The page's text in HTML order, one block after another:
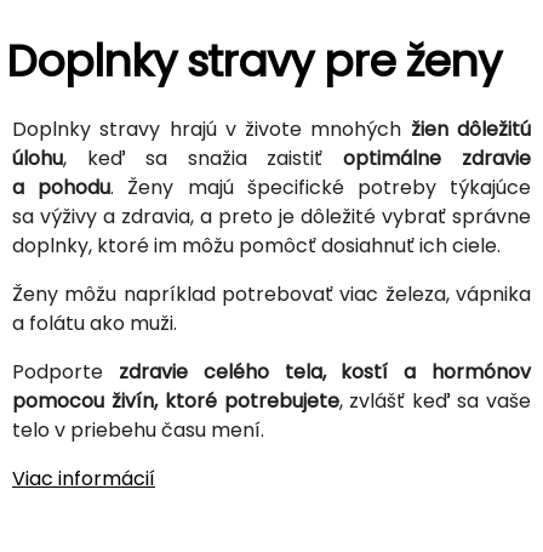
Doplnky stravy pre ženy
Doplnky stravy hrajú v živote mnohých žien dôležitú
úlohu, keď sa snažia zaistiťoptimálne zdravie
a pohodu. Ženy majú špecifické potreby týkajúce
sa výživy a zdravia, a preto je dôležité vybrať správne
doplnky, ktoré im môžu pomôcť dosiahnuť ich ciele.
Ženy môžu napríklad potrebovať viac železa, vápnika
a folátu ako muži.
Podporte zdravie celého tela, kostí a hormónov
pomocou živín, ktoré potrebujete, zvlášť keď sa vaše
telo v priebehu času mení.
Viac informácií